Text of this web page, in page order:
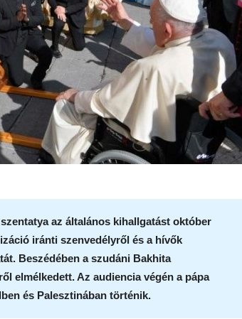
az általános kihallgatást október
iránti szenvedélyről és a hívők
Beszédében a szudáni Bakhita
elmélkedett. Az audiencia végén a pápa
és Palesztinában történik.